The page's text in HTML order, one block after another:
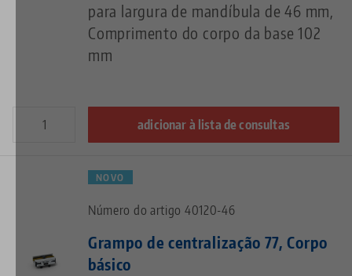
para largura de mandíbula de 46 mm,
Comprimento do corpo da base 102
mm
adicionar à lista de consultas
NOVO
Número do artigo 40120-46
Grampo de centralização 77, Corpo
básico